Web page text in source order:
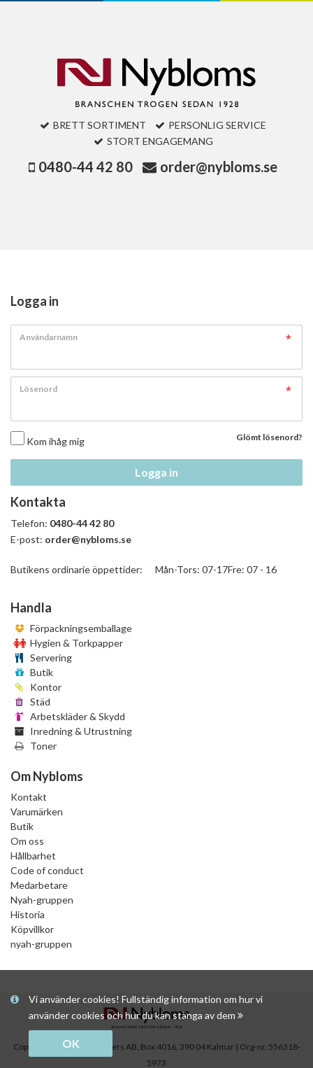
Vi använder cookies! Fullständig information om hur vi
använder cookies och hur du kan stänga av dem
OK
BRETT SORTIMENT
PERSONLIG SERVICE
STORT ENGAGEMANG
0480-44 42 80 order@nybloms.se
Logga in
Användarnamn
Lösenord
Kom ihåg mig Glömt lösenord?
Logga in
Kontakta
Telefon: 0480-44 42 80
E-post: order@nybloms.se
Butikens ordinarie öppettider: Mån-Tors: 07-17Fre: 07 - 16
Handla
Förpackningsemballage
Hygien & Torkpapper
Servering
Butik
Kontor
Städ
Arbetskläder & Skydd
Inredning & Utrustning
Toner
Om Nybloms
Kontakt
Varumärken
Butik
Om oss
Hållbarhet
Code of conduct
Medarbetare
Nyah-gruppen
Historia
Köpvillkor
nyah-gruppen
Copyright © Nybloms Pappers AB, Box 4016, 390 04 Kalmar | Org-nr. 556318-
5973